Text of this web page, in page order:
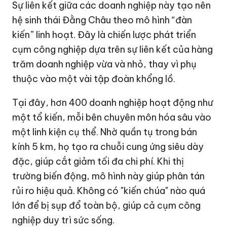
Sự liên kết giữa các doanh nghiệp này tạo nên
hệ sinh thái Đằng Châu theo mô hình “đàn
kiến” linh hoạt. Đây là chiến lược phát triển
cụm công nghiệp dựa trên sự liên kết của hàng
trăm doanh nghiệp vừa và nhỏ, thay vì phụ
thuộc vào một vài tập đoàn khổng lồ.
Tại đây, hơn 400 doanh nghiệp hoạt động như
một tổ kiến, mỗi bên chuyên môn hóa sâu vào
một linh kiện cụ thể. Nhờ quần tụ trong bán
kính 5 km, họ tạo ra chuỗi cung ứng siêu dày
đặc, giúp cắt giảm tối đa chi phí. Khi thị
trường biến động, mô hình này giúp phân tán
rủi ro hiệu quả. Không có "kiến chúa" nào quá
lớn để bị sụp đổ toàn bộ, giúp cả cụm công
nghiệp duy trì sức sống.